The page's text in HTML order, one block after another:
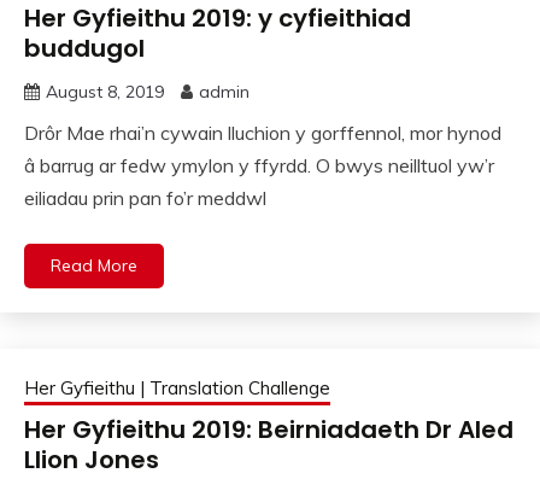
Her Gyfieithu 2019: y cyfieithiad
buddugol
August 8, 2019 admin
Drôr Mae rhai’n cywain lluchion y gorffennol, mor hynod
â barrug ar fedw ymylon y ffyrdd. O bwys neilltuol yw’r
eiliadau prin pan fo’r meddwl
Read More
Her Gyfieithu | Translation Challenge
Her Gyfieithu 2019: Beirniadaeth Dr Aled
Llion Jones